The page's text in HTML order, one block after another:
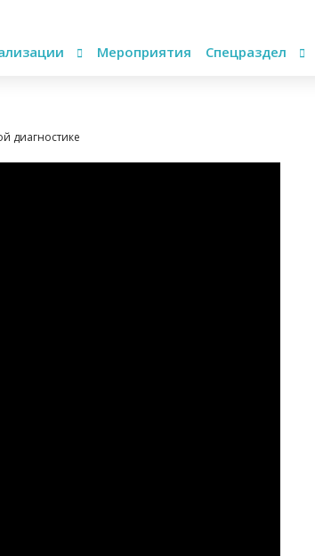
Мероприятия Спецраздел
диагностике